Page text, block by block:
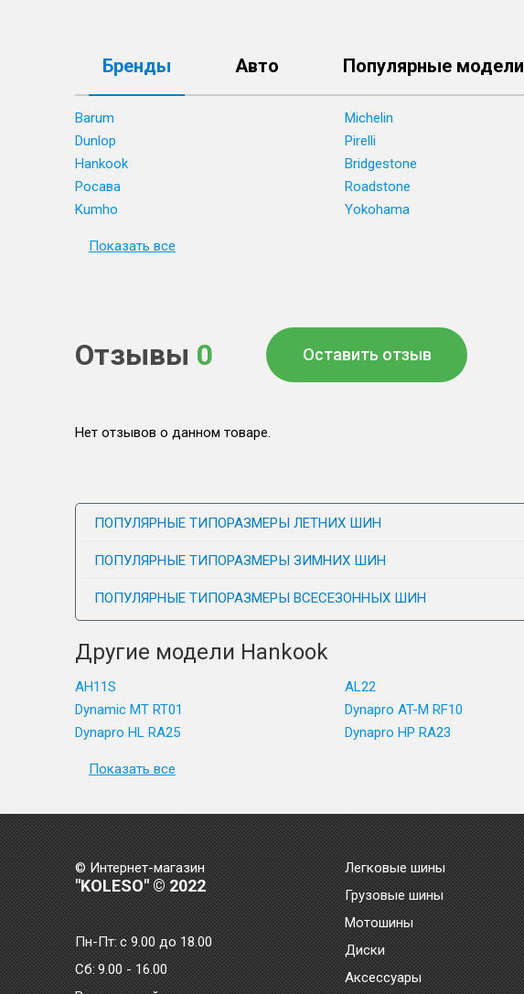
Бренды Авто Популярные модели
Barum Michelin
Dunlop
Pirelli
Hankook
Bridgestone
Росава
Roadstone
Kumho
Yokohama
Показать все
Отзывы 0 Оставить отзыв
Нет отзывов о данном товаре.
ПОПУЛЯРНЫЕ ТИПОРАЗМЕРЫ ЛЕТНИХ ШИН
ПОПУЛЯРНЫЕ ТИПОРАЗМЕРЫ ЗИМНИХ ШИН
ПОПУЛЯРНЫЕ ТИПОРАЗМЕРЫ ВСЕСЕЗОННЫХ ШИН
Другие модели Hankook
AH11S AL22
Dynamic MT RT01
Dynapro AT-M RF10
Dynapro HL RA25
Dynapro HP RA23
Показать все
© Интернет-магазин
"KOLESO" © 2022
Пн-Пт:с 9.00 до 18.00
Сб: 9.00 - 16.00
Легковые шины
Грузовые шины
Мотошины
Диски
Аксессуары